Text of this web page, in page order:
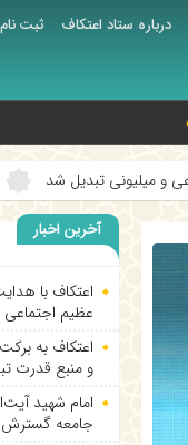
درباره ستاد اعتکاف ثبت
شد روایت سردار
آخرین اخبار
اعتکاف با
عظیم اجتماعی
اعتکاف به
و منبع قدرت
امام شهید
جامعه گسترش